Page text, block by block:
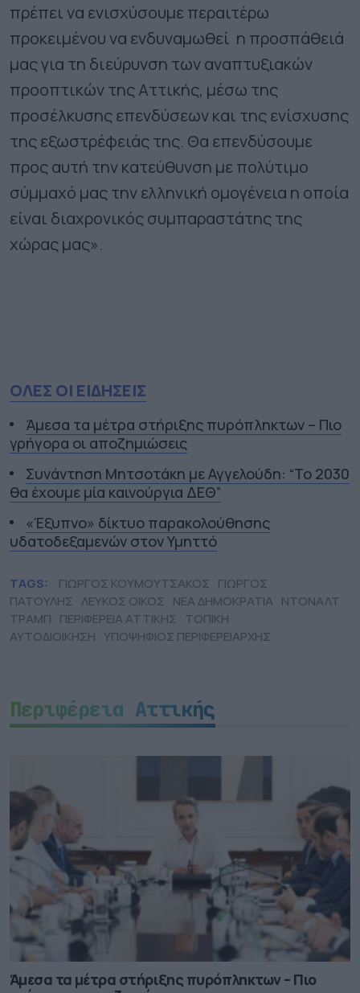
πρέπει να ενισχύσουμε περαιτέρω
προκειμένου να ενδυναμωθεί η προσπάθειά
μας για τη διεύρυνση των αναπτυξιακών
προοπτικών της Αττικής, μέσω της
προσέλκυσης επενδύσεων και της ενίσχυσης
της εξωστρέφειάς της. Θα επενδύσουμε
προς αυτή την κατεύθυνση με πολύτιμο
σύμμαχό μας την ελληνική ομογένεια η οποία
είναι διαχρονικός συμπαραστάτης της
χώρας μας».
ΟΛΕΣ ΟΙ ΕΙΔΗΣΕΙΣ
Άμεσα τα μέτρα στήριξης πυρόπληκτων – Πιο
γρήγορα οι αποζημιώσεις
Συνάντηση Μητσοτάκη με Αγγελούδη: “Το 2030
θα έχουμε μία καινούργια ΔΕΘ”
«Έξυπνο» δίκτυο παρακολούθησης
υδατοδεξαμενών στον Υμηττό
TAGS: ΓΙΩΡΓΟΣ ΚΟΥΜΟΥΤΣΑΚΟΣ ΓΙΩΡΓΟΣ
ΠΑΤΟΥΛΗΣ ΛΕΥΚΟΣ ΟΙΚΟΣ ΝΕΑ ΔΗΜΟΚΡΑΤΙΑ ΝΤΟΝΑΛΤ
ΤΡΑΜΠ ΠΕΡΙΦΕΡΕΙΑ ΑΤΤΙΚΗΣ ΤΟΠΙΚΗ
ΑΥΤΟΔΙΟΙΚΗΣΗ ΥΠΟΨΗΦΙΟΣ ΠΕΡΙΦΕΡΕΙΑΡΧΗΣ
Περιφέρεια Αττικής
Άμεσα τα μέτρα στήριξης πυρόπληκτων – Πιο